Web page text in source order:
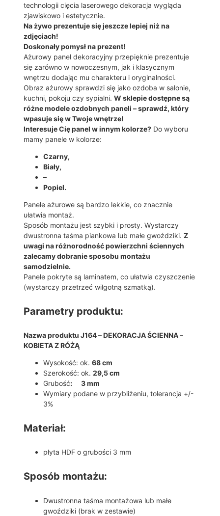
Z
A
Ż
U
R
O
W
Y
3
D
P
O
P
A
4
technologii cięcia laserowego dekoracja wygląda
zjawiskowo i estetycznie.
Na żywo prezentuje się jeszcze lepiej niż na
zdjęciach!
Doskonały pomysł na prezent!
Ażurowy panel dekoracyjny przepięknie prezentuje
się zarówno w nowoczesnym, jak i klasycznym
wnętrzu dodając mu charakteru i oryginalności.
Obraz ażurowy sprawdzi się jako ozdoba w salonie,
kuchni, pokoju czy sypialni. W sklepie dostępne są
różne modele ozdobnych paneli – sprawdź, który
wpasuje się w Twoje wnętrze!
Interesuje Cię panel w innym kolorze? Do wyboru
mamy panele w kolorze:
Czarny,
Biały,
–
Popiel.
Panele ażurowe są bardzo lekkie, co znacznie
ułatwia montaż.
Sposób montażu jest szybki i prosty. Wystarczy
dwustronna taśma piankowa lub małe gwoździki. Z
uwagi na różnorodność powierzchni ściennych
zalecamy dobranie sposobu montażu
samodzielnie.
Panele pokryte są laminatem, co ułatwia czyszczenie
(wystarczy przetrzeć wilgotną szmatką).
Parametry produktu:
Nazwa produktu J164 – DEKORACJA ŚCIENNA –
KOBIETA Z RÓŻĄ
Wysokość: ok. 68 cm
Szerokość: ok. 29,5 cm
Grubość: 3 mm
Wymiary podane w przybliżeniu, tolerancja +/-
3%
Materiał:
płyta HDF o grubości 3 mm
Sposób montażu:
Dwustronna taśma montażowa lub małe
gwoździki (brak w zestawie)